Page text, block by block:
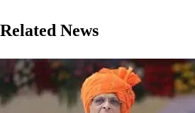
Related News